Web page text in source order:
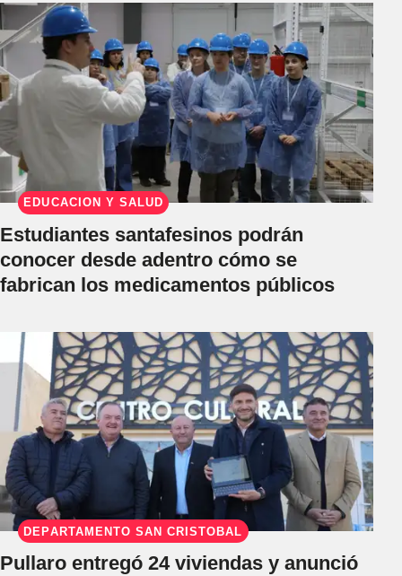
EDUCACIÓN Y SALUD
Estudiantes santafesinos podrán
conocer desde adentro cómo se
fabrican los medicamentos públicos
DEPARTAMENTO SAN CRISTÓBAL
Pullaro entregó 24 viviendas y anunció